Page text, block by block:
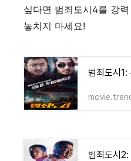
싶다면 범죄도시4를 강
놓치지 마세요!